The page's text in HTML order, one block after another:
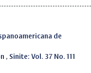
de
, Sinite: Vol. 37 No. 111